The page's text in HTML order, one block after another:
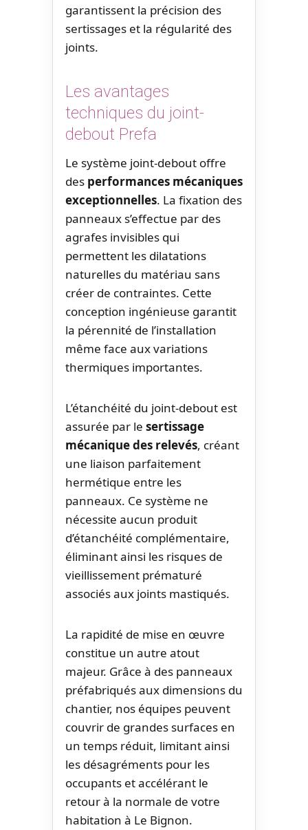
garantissent la précision des
sertissages et la régularité des
joints.
Les avantages
techniques du joint-
debout Prefa
Le système joint-debout offre
des performances mécaniques
exceptionnelles. La fixation des
panneaux s’effectue par des
agrafes invisibles qui
permettent les dilatations
naturelles du matériau sans
créer de contraintes. Cette
conception ingénieuse garantit
la pérennité de l’installation
même face aux variations
thermiques importantes.
L’étanchéité du joint-debout est
assurée par le sertissage
mécanique des relevés, créant
une liaison parfaitement
hermétique entre les
panneaux. Ce système ne
nécessite aucun produit
d’étanchéité complémentaire,
éliminant ainsi les risques de
vieillissement prématuré
associés aux joints mastiqués.
La rapidité de mise en œuvre
constitue un autre atout
majeur. Grâce à des panneaux
préfabriqués aux dimensions du
chantier, nos équipes peuvent
couvrir de grandes surfaces en
un temps réduit, limitant ainsi
les désagréments pour les
occupants et accélérant le
retour à la normale de votre
habitation à Le Bignon.